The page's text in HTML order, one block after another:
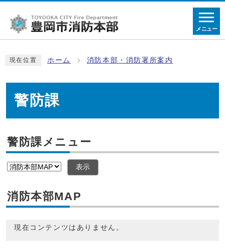
メニュー
現在位置 ホーム 消防本部・消防署所案内
警防課
警防課メニュー
表示
消防本部MAP
現在コンテンツはありません。